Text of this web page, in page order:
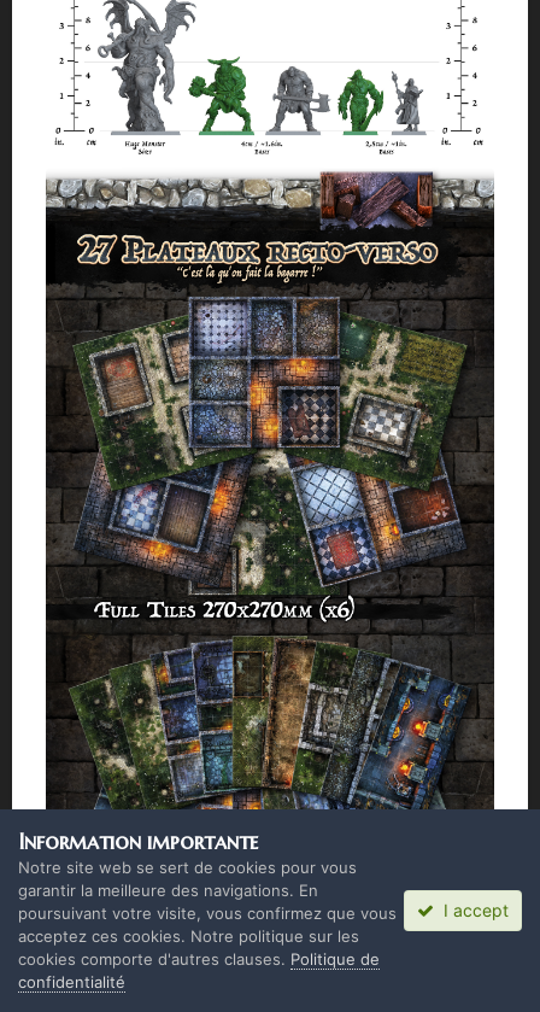
Information importante
Notre site web se sert de cookies pour vous
garantir la meilleure des navigations. En
poursuivant votre visite, vous confirmez que vous
acceptez ces cookies. Notre politique sur les
cookies comporte d'autres clauses. Politique de
confidentialité
I accept